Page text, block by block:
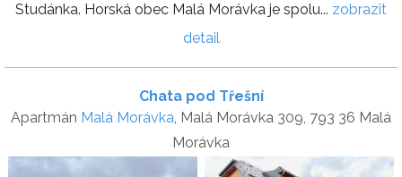
Studánka. Horská obec Malá Morávka je spolu... zobrazit
detail
Chata pod Třešní
Apartmán Malá Morávka, Malá Morávka 309, 793 36 Malá
Morávka